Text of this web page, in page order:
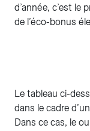
d’année, c’est le
de l’éco-bonus
Le tableau ci-
dans le cadre
Dans ce cas, le